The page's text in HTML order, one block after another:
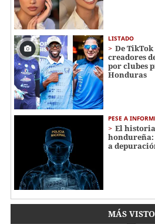
LISTADO
De
creadores
por clubes
Honduras
PESE A
El
a
MÁS VISTO